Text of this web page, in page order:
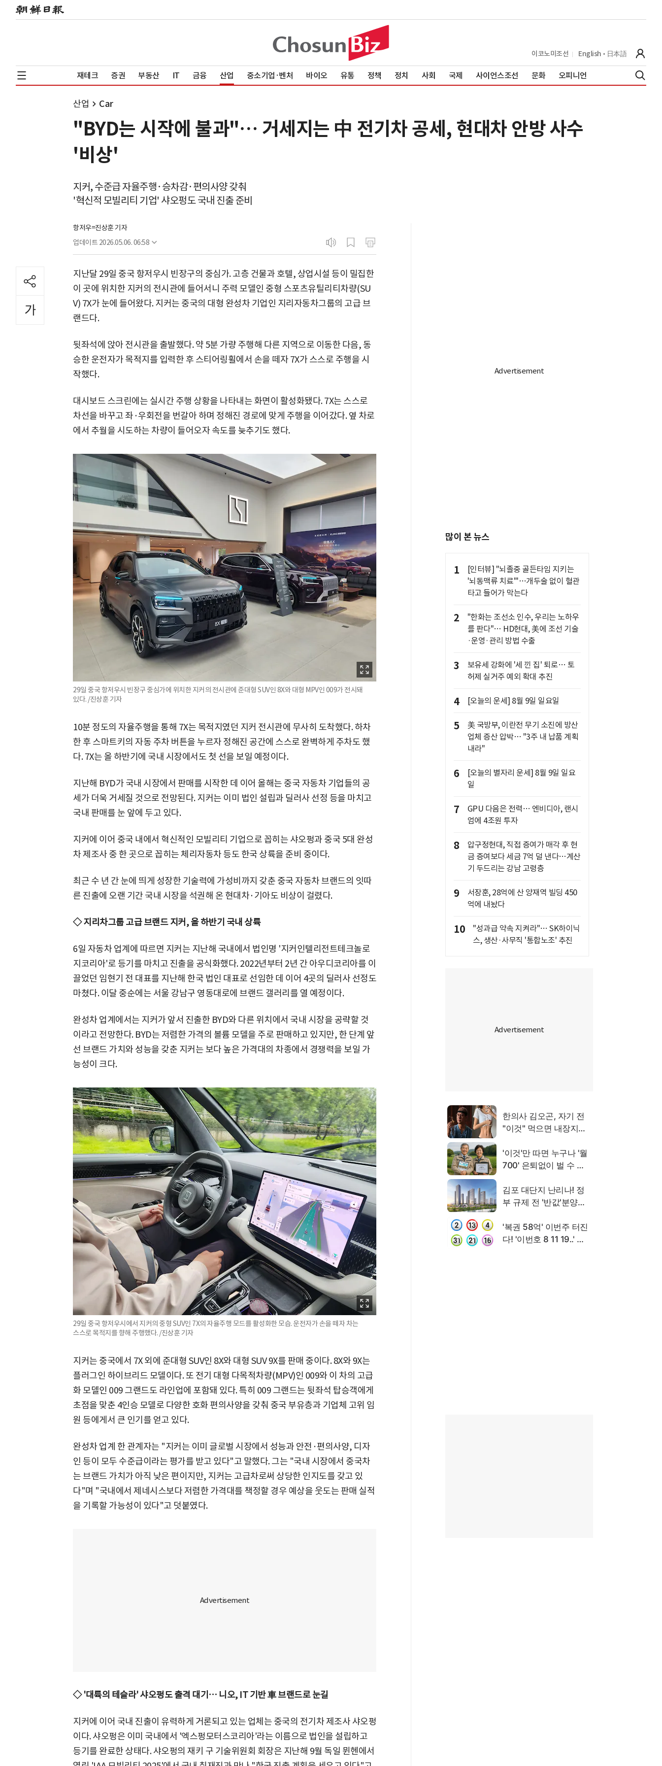
이코노미조선 English 日本語
재테크 증권 부동산 IT 금융 산업 중소기업·벤처 바이오 유통 정책 정치 사회 국제 사이언스조선 문화 오피니언
산업 Car
"BYD는 시작에 불과"… 거세지는 中 전기차 공세, 현대차 안방 사수
'비상'
지커, 수준급 자율주행·승차감·편의사양 갖춰
'혁신적 모빌리티 기업' 샤오펑도 국내 진출 준비
항저우=진상훈 기자
업데이트 2026.05.06. 06:58
지난달 29일 중국 항저우시 빈장구의 중심가. 고층 건물과 호텔, 상업시설 등이 밀집한
이 곳에 위치한 지커의 전시관에 들어서니 주력 모델인 중형 스포츠유틸리티차량(SU
V) 7X가 눈에 들어왔다. 지커는 중국의 대형 완성차 기업인 지리자동차그룹의 고급 브
랜드다.
뒷좌석에 앉아 전시관을 출발했다. 약 5분 가량 주행해 다른 지역으로 이동한 다음, 동
승한 운전자가 목적지를 입력한 후 스티어링휠에서 손을 떼자 7X가 스스로 주행을 시
작했다.
대시보드 스크린에는 실시간 주행 상황을 나타내는 화면이 활성화됐다. 7X는 스스로
차선을 바꾸고 좌·우회전을 번갈아 하며 정해진 경로에 맞게 주행을 이어갔다. 옆 차로
에서 추월을 시도하는 차량이 들어오자 속도를 늦추기도 했다.
29일 중국 항저우시 빈장구 중심가에 위치한 지커의 전시관에 준대형 SUV인 8X와 대형 MPV인 009가 전시돼
있다. /진상훈 기자
10분 정도의 자율주행을 통해 7X는 목적지였던 지커 전시관에 무사히 도착했다. 하차
한 후 스마트키의 자동 주차 버튼을 누르자 정해진 공간에 스스로 완벽하게 주차도 했
다. 7X는 올 하반기에 국내 시장에서도 첫 선을 보일 예정이다.
지난해 BYD가 국내 시장에서 판매를 시작한 데 이어 올해는 중국 자동차 기업들의 공
세가 더욱 거세질 것으로 전망된다. 지커는 이미 법인 설립과 딜러사 선정 등을 마치고
국내 판매를 눈 앞에 두고 있다.
지커에 이어 중국 내에서 혁신적인 모빌리티 기업으로 꼽히는 샤오펑과 중국 5대 완성
차 제조사 중 한 곳으로 꼽히는 체리자동차 등도 한국 상륙을 준비 중이다.
최근 수 년 간 눈에 띄게 성장한 기술력에 가성비까지 갖춘 중국 자동차 브랜드의 잇따
른 진출에 오랜 기간 국내 시장을 석권해 온 현대차·기아도 비상이 걸렸다.
◇ 지리차그룹 고급 브랜드 지커, 올 하반기 국내 상륙
6일 자동차 업계에 따르면 지커는 지난해 국내에서 법인명 '지커인텔리전트테크놀로
지코리아'로 등기를 마치고 진출을 공식화했다. 2022년부터 2년 간 아우디코리아를 이
끌었던 임현기 전 대표를 지난해 한국 법인 대표로 선임한 데 이어 4곳의 딜러사 선정도
마쳤다. 이달 중순에는 서울 강남구 영동대로에 브랜드 갤러리를 열 예정이다.
완성차 업계에서는 지커가 앞서 진출한 BYD와 다른 위치에서 국내 시장을 공략할 것
이라고 전망한다. BYD는 저렴한 가격의 볼륨 모델을 주로 판매하고 있지만, 한 단계 앞
선 브랜드 가치와 성능을 갖춘 지커는 보다 높은 가격대의 차종에서 경쟁력을 보일 가
능성이 크다.
29일 중국 항저우시에서 지커의 중형 SUV인 7X의 자율주행 모드를 활성화한 모습. 운전자가 손을 떼자 차는
스스로 목적지를 향해 주행했다. /진상훈 기자
지커는 중국에서 7X 외에 준대형 SUV인 8X와 대형 SUV 9X를 판매 중이다. 8X와 9X는
플러그인 하이브리드 모델이다. 또 전기 대형 다목적차량(MPV)인 009와 이 차의 고급
화 모델인 009 그랜드도 라인업에 포함돼 있다. 특히 009 그랜드는 뒷좌석 탑승객에게
초점을 맞춘 4인승 모델로 다양한 호화 편의사양을 갖춰 중국 부유층과 기업체 고위 임
원 등에게서 큰 인기를 얻고 있다.
완성차 업계 한 관계자는 "지커는 이미 글로벌 시장에서 성능과 안전·편의사양, 디자
인 등이 모두 수준급이라는 평가를 받고 있다"고 말했다. 그는 "국내 시장에서 중국차
는 브랜드 가치가 아직 낮은 편이지만, 지커는 고급차로써 상당한 인지도를 갖고 있
다"며 "국내에서 제네시스보다 저렴한 가격대를 책정할 경우 예상을 웃도는 판매 실적
을 기록할 가능성이 있다"고 덧붙였다.
◇ '대륙의 테슬라' 샤오펑도 출격 대기… 니오, IT 기반 車 브랜드로 눈길
지커에 이어 국내 진출이 유력하게 거론되고 있는 업체는 중국의 전기차 제조사 샤오펑
이다. 샤오펑은 이미 국내에서 '엑스펑모터스코리아'라는 이름으로 법인을 설립하고
등기를 완료한 상태다. 샤오펑의 재키 구 기술위원회 회장은 지난해 9월 독일 뮌헨에서
많이 본 뉴스
1
[인터뷰] "뇌졸중 골든타임 지키는
'뇌동맥류 치료'"…개두술 없이 혈관
타고 들어가 막는다
2
"한화는 조선소 인수, 우리는 노하우
를 판다"… HD현대, 美에 조선 기술
·운영·관리 방법 수출
3
보유세 강화에 '세 낀 집' 퇴로… 토
허제 실거주 예외 확대 추진
4 [오늘의 운세] 8월 9일 일요일
5
美 국방부, 이란전 무기 소진에 방산
업체 증산 압박… "3주 내 납품 계획
내라"
6
[오늘의 별자리 운세] 8월 9일 일요
일
7
GPU 다음은 전력… 엔비디아, 랜시
엄에 4조원 투자
8
압구정현대, 직접 증여가 매각 후 현
금 증여보다 세금 7억 덜 낸다…계산
기 두드리는 강남 고령층
9
서장훈, 28억에 산 양재역 빌딩 450
억에 내놨다
10
"성과급 약속 지켜라"… SK하이닉
스, 생산·사무직 '통합노조' 추진